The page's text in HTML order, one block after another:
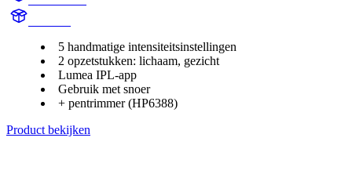
5 handmatige intensiteitsinstellingen
2 opzetstukken: lichaam, gezicht
Lumea IPL-app
Gebruik met snoer
+ pentrimmer (HP6388)
Product bekijken